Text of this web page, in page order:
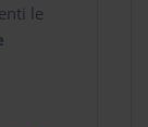
le